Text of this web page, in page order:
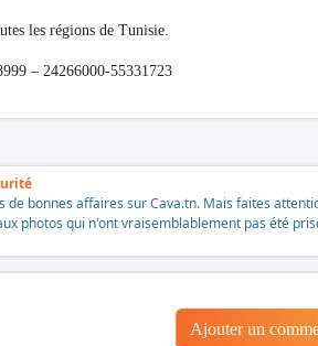
les régions de Tunisie.
– 24266000-55331723
de bonnes affaires sur Cava.tn. Mais faites
photos qui n'ont vraisemblablement pas été
Ajouter un